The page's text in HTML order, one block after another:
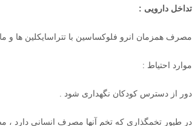
تداخل دارویی :
مصرف همزمان انرو فلوکساسین با تتراسایکلین ها و
موارد احتیاط :
دور از دسترس کودکان نگهداری شود .
در طیور تخمگذاری که تخم آنها مصرف انسانی دارد ،